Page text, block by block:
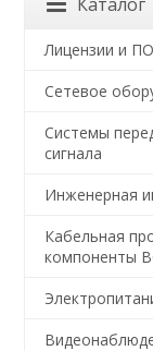
Лицензии и ПО
Сетевое
Системы
сигнала
Инженерная
Кабельная
компоненты